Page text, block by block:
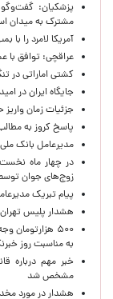
پزشکیان:
مشترک به میدان
آمریکا لامرد را
عراقچی: توافق با
کشتی اماراتی در
جایگاه ایران در
جزئیات زمان
پاسخ کروز به
مدیرعامل بانک
زوج‌های جوان
پیام تبریک
هشدار پلیس تهران
به مناسبت روز
خبر مهم درباره
مشخص شد
هشدار در مورد